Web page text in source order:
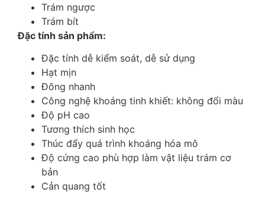
Trám ngược
Trám bít
Đặc tính sản phẩm:
Đặc tính dễ kiểm soát, dễ sử dụng
Hạt mịn
Đông nhanh
Công nghệ khoáng tinh khiết: không đổi màu
Độ pH cao
Tương thích sinh học
Thúc đẩy quá trình khoáng hóa mô
Độ cứng cao phù hợp làm vật liệu trám cơ
bản
Cản quang tốt